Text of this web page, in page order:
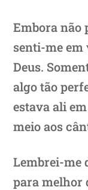
Embora não
senti-me
Deus.
algo tão
estava ali
meio aos
Lembrei-me
para melhor